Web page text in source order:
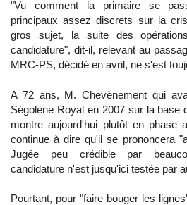
"Vu comment la primaire se
principaux assez discrets sur la
gros sujet, la suite des
candidature", dit-il, relevant au
MRC-PS, décidé en avril, ne s'est
A 72 ans, M. Chevènement qui
Ségolène Royal en 2007 sur la base
montre aujourd'hui plutôt en phase
continue à dire qu'il se prononcera
Jugée peu crédible par
candidature n'est jusqu'ici testée par
Pourtant, pour "faire bouger les